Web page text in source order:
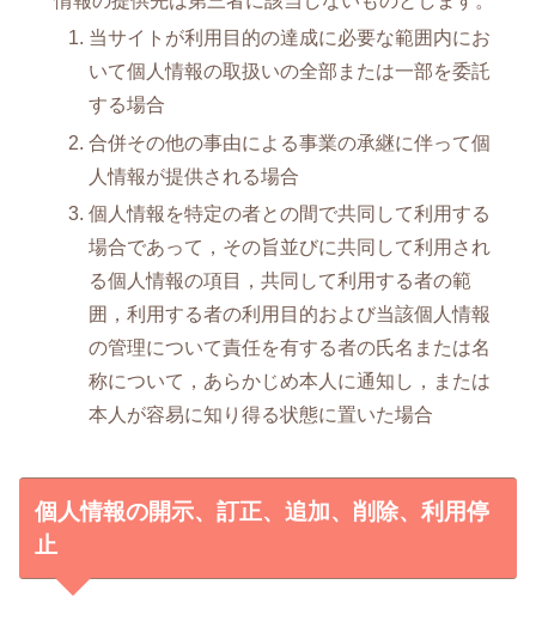
当サイトが利用目的の達成に必要な範囲内にお
いて個人情報の取扱いの全部または一部を委託
する場合
合併その他の事由による事業の承継に伴って個
人情報が提供される場合
個人情報を特定の者との間で共同して利用する
場合であって，その旨並びに共同して利用され
る個人情報の項目，共同して利用する者の範
囲，利用する者の利用目的および当該個人情報
の管理について責任を有する者の氏名または名
称について，あらかじめ本人に通知し，または
本人が容易に知り得る状態に置いた場合
個人情報の開示、訂正、追加、削除、利用停
止